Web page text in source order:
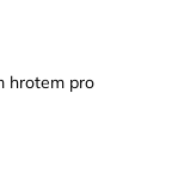
hrotem pro